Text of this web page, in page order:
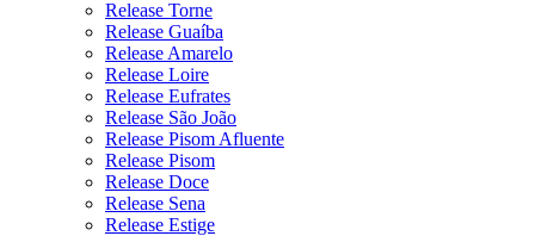
Release Torne
Release Guaíba
Release Amarelo
Release Loire
Release Eufrates
Release São João
Release Pisom Afluente
Release Pisom
Release Doce
Release Sena
Release Estige